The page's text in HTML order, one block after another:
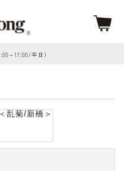
～17:00/平日）
乱菊/新橋＞